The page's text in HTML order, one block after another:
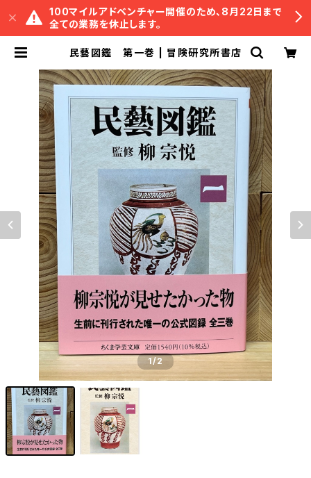
100マイルアドベンチャー開催のため、8月22日まで
全ての業務を休止します。
民藝図鑑 第一巻 | 冒険研究所書店
1/2